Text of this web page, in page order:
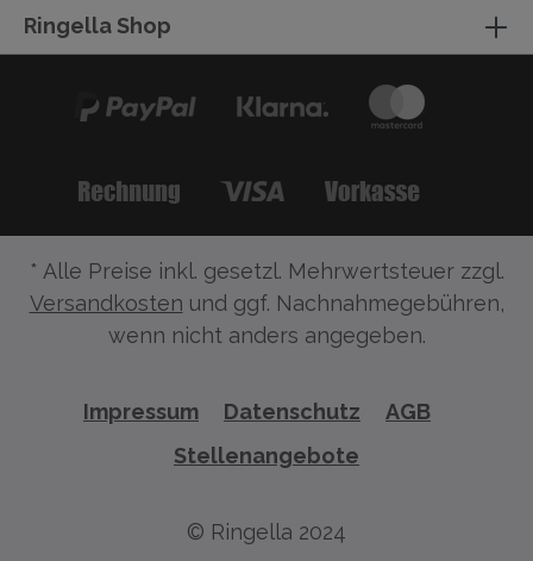
Ringella Shop
* Alle Preise inkl. gesetzl. Mehrwertsteuer zzgl.
Versandkosten und ggf. Nachnahmegebühren,
wenn nicht anders angegeben.
Impressum Datenschutz
AGB
Stellenangebote
© Ringella 2024